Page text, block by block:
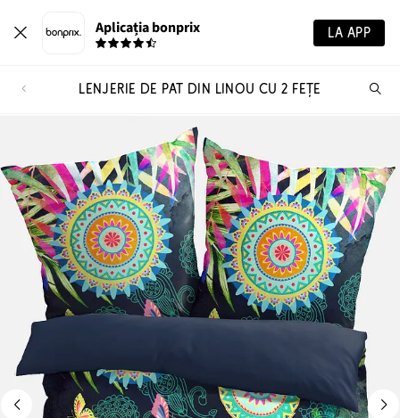
Aplicația bonprix LA APP
LENJERIE DE PAT DIN LINOU CU 2 FEȚE